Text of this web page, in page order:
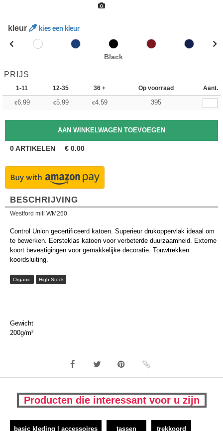
kleur kies een kleur
Black
PRIJS
1-11 12-35 36 + Op voorraad Aant.
€6.99 €5.99 €4.59 395
0ARTIKELEN € 0.00
BESCHRIJVING
Westford mill WM260
Control Union gecertificeerd katoen. Superieur drukoppervlak ideaal om
te bewerken. Eersteklas katoen voor verbeterde duurzaamheid. Externe
koort bevestigingen voor gemakkelijke decoratie. Touwtrekken
koordsluiting.
Organic High Stock
Gewicht
200g/m²
Producten die interessant voor u zijn
basic kleding | accessoires tassen trekkoord